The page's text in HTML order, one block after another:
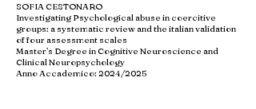
SOFIA CESTONARO
Investigating Psychological abuse in coercitive
groups: a systematic review and the italian validation
of four assessment scales
Master’s Degree in Cognitive Neuroscience and
Clinical Neuropsychology
Anno Accademico: 2024/2025